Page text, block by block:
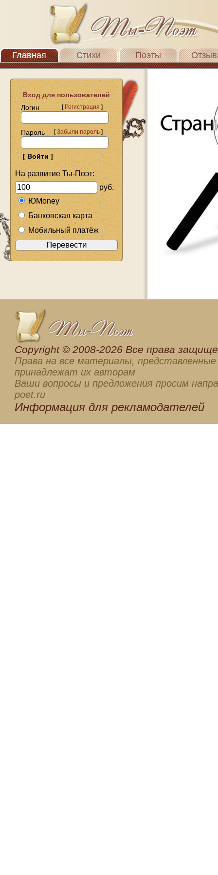
Главная Стихи Поэты
Вход для пользователей
Логин
[Регистрация]
Пароль [Забыли пароль]
На развитие Ты-Поэт:
руб.
ЮMoney
Банковская карта
Мобильный платёж
Сopyright © 2008-2026 Все права
Права на все материалы, представленные
принадлежат их авторам
Ваши вопросы и предложения просим
poet.ru
Информация для рекламодателей